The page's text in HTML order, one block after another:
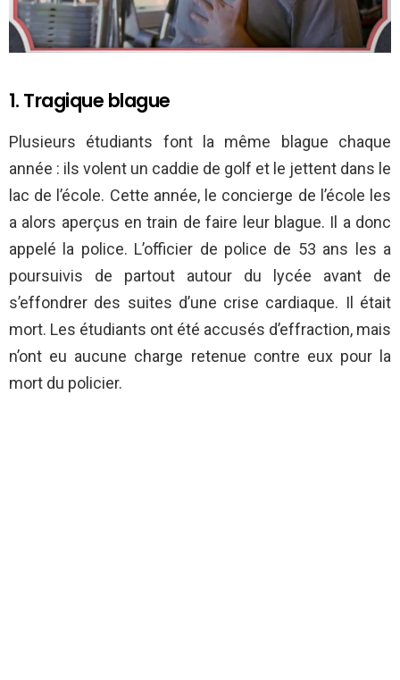
1. Tragique blague
Plusieurs étudiants font la même blague chaque
année : ils volent un caddie de golf et le jettent dans le
lac de l’école. Cette année, le concierge de l’école les
a alors aperçus en train de faire leur blague. Il a donc
appelé la police. L’officier de police de 53 ans les a
poursuivis de partout autour du lycée avant de
s’effondrer des suites d’une crise cardiaque. Il était
mort. Les étudiants ont été accusés d’effraction, mais
n’ont eu aucune charge retenue contre eux pour la
mort du policier.